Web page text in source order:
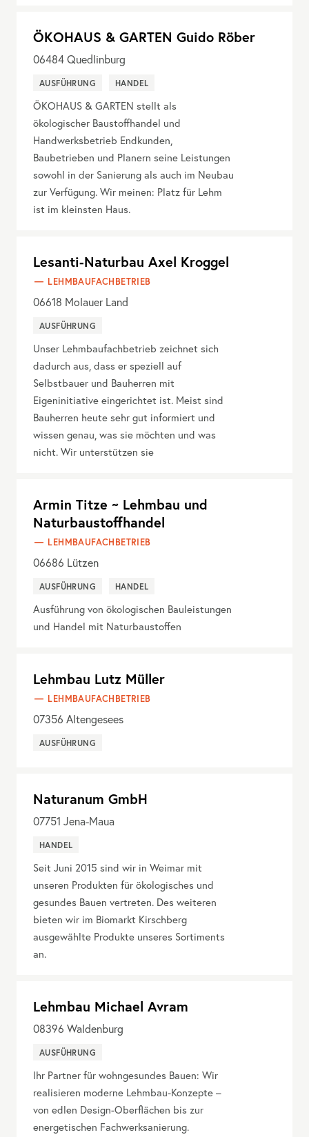
ÖKOHAUS & GARTEN Guido Röber
06484 Quedlinburg
AUSFÜHRUNG HANDEL
ÖKOHAUS & GARTEN stellt als
ökologischer Baustoffhandel und
Handwerksbetrieb Endkunden,
Baubetrieben und Planern seine Leistungen
sowohl in der Sanierung als auch im Neubau
zur Verfügung. Wir meinen: Platz für Lehm
ist im kleinsten Haus.
Lesanti-Naturbau Axel Kroggel
LEHMBAUFACHBETRIEB
06618 Molauer Land
AUSFÜHRUNG
Unser Lehmbaufachbetrieb zeichnet sich
dadurch aus, dass er speziell auf
Selbstbauer und Bauherren mit
Eigeninitiative eingerichtet ist. Meist sind
Bauherren heute sehr gut informiert und
wissen genau, was sie möchten und was
nicht. Wir unterstützen sie
Armin Titze ~ Lehmbau und
Naturbaustoffhandel
LEHMBAUFACHBETRIEB
06686 Lützen
AUSFÜHRUNG HANDEL
Ausführung von ökologischen Bauleistungen
und Handel mit Naturbaustoffen
Lehmbau Lutz Müller
LEHMBAUFACHBETRIEB
07356 Altengesees
AUSFÜHRUNG
Naturanum GmbH
07751 Jena-Maua
HANDEL
Seit Juni 2015 sind wir in Weimar mit
unseren Produkten für ökologisches und
gesundes Bauen vertreten. Des weiteren
bieten wir im Biomarkt Kirschberg
ausgewählte Produkte unseres Sortiments
an.
Lehmbau Michael Avram
08396 Waldenburg
AUSFÜHRUNG
Ihr Partner für wohngesundes Bauen: Wir
realisieren moderne Lehmbau-Konzepte –
von edlen Design-Oberflächen bis zur
energetischen Fachwerksanierung.